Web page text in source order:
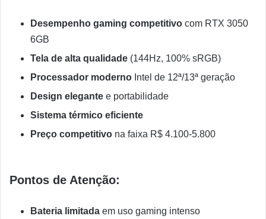
Desempenho gaming competitivo com RTX 3050
6GB
Tela de alta qualidade (144Hz, 100% sRGB)
Processador moderno Intel de 12ª/13ª geração
Design elegante e portabilidade
Sistema térmico eficiente
Preço competitivo na faixa R$ 4.100-5.800
Pontos de Atenção:
Bateria limitada em uso gaming intenso